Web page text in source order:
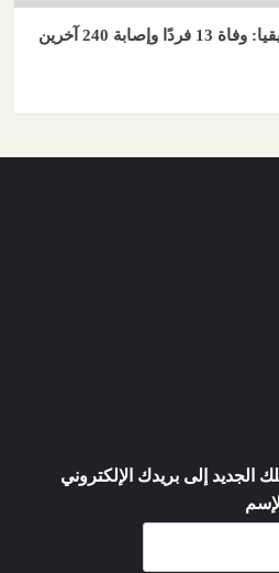
تفشي الكوليرا في دول أفريقيا: وفاة 13 فردًا وإصابة 240 آخرين
الجديد إلى بريدك الإلكتروني